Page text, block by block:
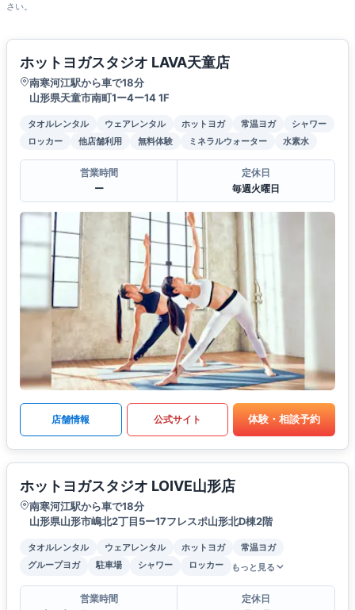
さい。
ホットヨガスタジオ LAVA天童店
南寒河江駅から車で18分
山形県天童市南町1ー4ー14 1F
タオルレンタル ウェアレンタル ホットヨガ 常温ヨガ
シャワー
ロッカー
他店舗利用 無料体験 ミネラルウォーター 水素水
営業時間
ー
定休日
毎週火曜日
店舗情報 公式サイト 体験・相談予約
ホットヨガスタジオ LOIVE山形店
南寒河江駅から車で18分
山形県山形市嶋北2丁目5ー17フレスポ山形北D棟2階
タオルレンタル ウェアレンタル ホットヨガ
常温ヨガ
グループヨガ
駐車場 シャワー ロッカー もっと見る
営業時間
定休日